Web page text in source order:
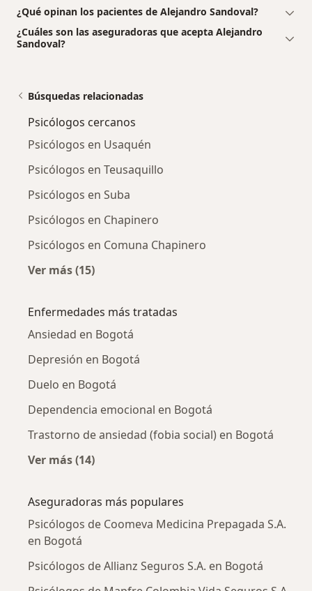
¿Qué opinan los pacientes de Alejandro Sandoval?
¿Cuáles son las aseguradoras que acepta Alejandro
Sandoval?
Búsquedas relacionadas
Psicólogos cercanos
Psicólogos en Usaquén
Psicólogos en Teusaquillo
Psicólogos en Suba
Psicólogos en Chapinero
Psicólogos en Comuna Chapinero
Ver más (15)
Enfermedades más tratadas
Ansiedad en Bogotá
Depresión en Bogotá
Duelo en Bogotá
Dependencia emocional en Bogotá
Trastorno de ansiedad (fobia social) en Bogotá
Ver más (14)
Aseguradoras más populares
Psicólogos de Coomeva Medicina Prepagada S.A.
en Bogotá
Psicólogos de Allianz Seguros S.A. en Bogotá